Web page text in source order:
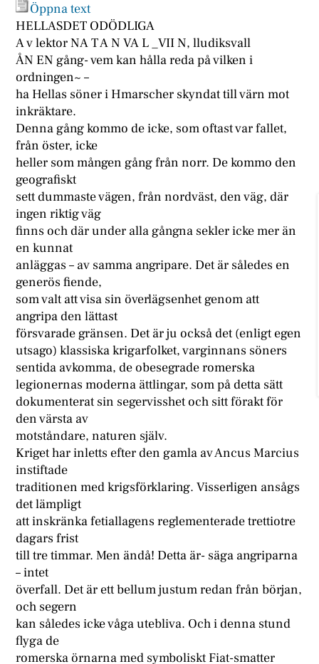
Öppna text
HELLASDET ODÖDLIGA
A v lektor NA T A N VA L _VII N, lludiksvall
ÅN EN gång- vem kan hålla reda på vilken i
ordningen~ –
ha Hellas söner i Hmarscher skyndat till värn mot
inkräktare.
Denna gång kommo de icke, som oftast var fallet,
från öster, icke
heller som mången gång från norr. De kommo den
geografiskt
sett dummaste vägen, från nordväst, den väg, där
ingen riktig väg
finns och där under alla gångna sekler icke mer än
en kunnat
anläggas – av samma angripare. Det är således en
generös fiende,
som valt att visa sin överlägsenhet genom att
angripa den lättast
försvarade gränsen. Det är ju också det (enligt egen
utsago) klassiska krigarfolket, varginnans söners
sentida avkomma, de obesegrade romerska
legionernas moderna ättlingar, som på detta sätt
dokumenterat sin segervisshet och sitt förakt för
den värsta av
motståndare, naturen själv.
Kriget har inletts efter den gamla av Ancus Marcius
instiftade
traditionen med krigsförklaring. Visserligen ansågs
det lämpligt
att inskränka fetiallagens reglementerade trettiotre
dagars frist
till tre timmar. Men ändå! Detta är- säga angriparna
– intet
överfall. Det är ett bellum justum redan från början,
och segern
kan således icke våga utebliva. Och i denna stund
flyga de
romerska örnarna med symboliskt Fiat-smatter